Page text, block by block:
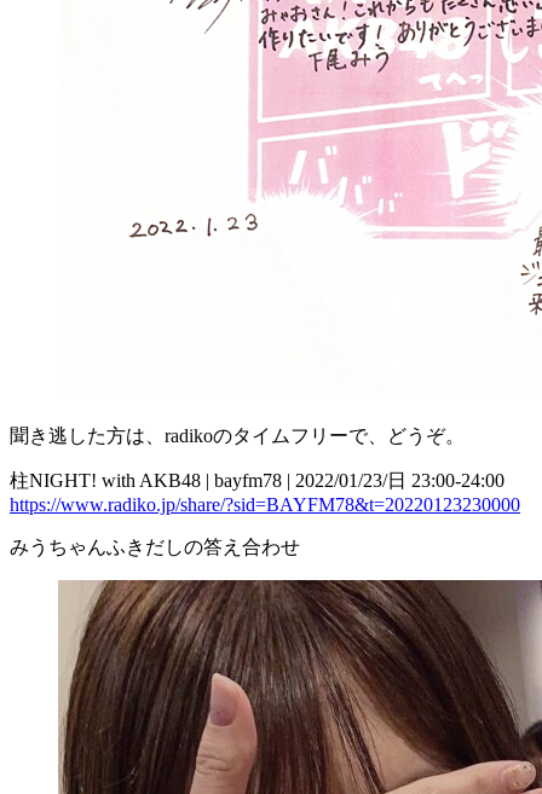
聞き逃した方は、radikoのタイムフリーで、どうぞ。
柱NIGHT! with AKB48 | bayfm78 | 2022/01/23/日 23:00-24:00
https://www.radiko.jp/share/?sid=BAYFM78&t=20220123230000
みうちゃんふきだしの答え合わせ